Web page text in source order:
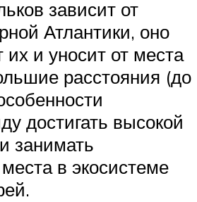
зависит от
Атлантики, оно
их и уносит от места
расстояния (до
достигать высокой
занимать
в экосистеме